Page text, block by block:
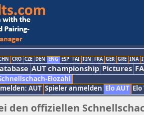
CRO CZE DEN ENG ESP FAI FIN FRA GER GRE INA
AUT championship Pictures
Elozahl
AUT Spieler anmelden Elo AUT
den offiziellen